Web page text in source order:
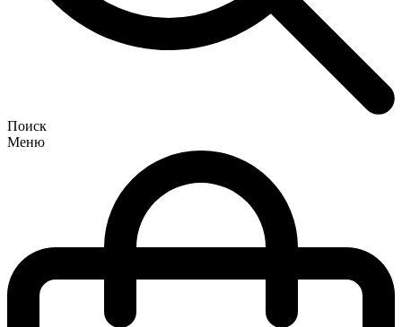
Поиск
Меню